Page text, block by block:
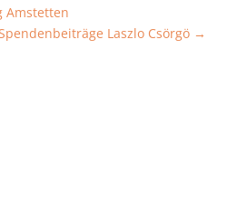
Amstetten
Laszlo Csörgö →